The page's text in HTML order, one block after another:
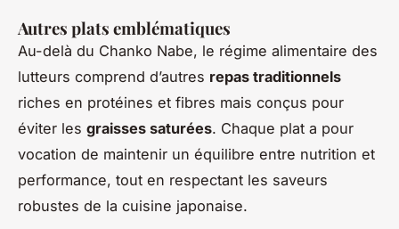
Autres plats emblématiques
Au-delà du Chanko Nabe, le régime alimentaire des
lutteurs comprend d’autres repas traditionnels
riches en protéines et fibres mais conçus pour
éviter les graisses saturées. Chaque plat a pour
vocation de maintenir un équilibre entre nutrition et
performance, tout en respectant les saveurs
robustes de la cuisine japonaise.